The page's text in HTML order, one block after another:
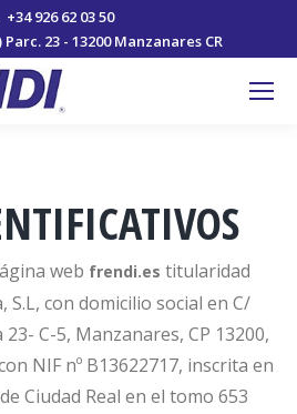
+34 926 62 03 50
Parc. 23 - 13200 Manzanares CR
web frendi.es titularidad
con domicilio social en C/
C-5, Manzanares, CP 13200,
NIF nº B13622717, inscrita en
Ciudad Real en el tomo 653